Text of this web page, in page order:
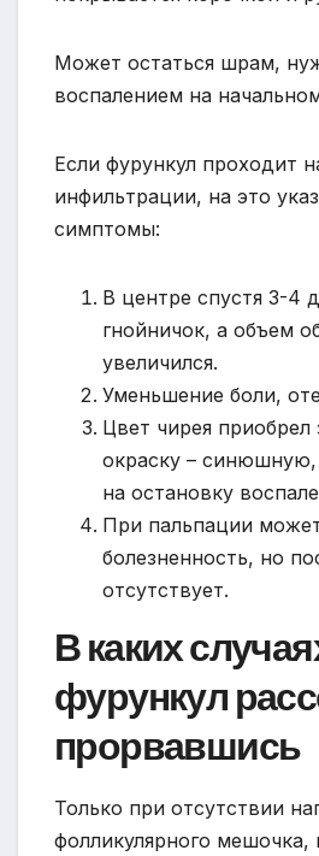
Может остаться шрам,
воспалением на
Если фурункул проходит
инфильтрации, на это
симптомы:
В центре спустя 3-4
гнойничок, а объем
увеличился.
Уменьшение боли,
Цвет чирея приобрел
окраску – синюшную,
на остановку
При пальпации
болезненность, но
отсутствует.
В каких
фурункул
прорвавшись
Только при отсутствии
фолликулярного